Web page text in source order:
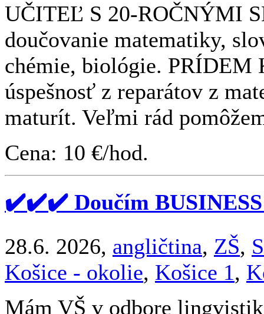
UČITEĽ S 20-ROČNÝMI
doučovanie matematiky,
chémie, biológie. PRÍDEM
úspešnosť z reparátov z
maturít. Veľmi rád
Cena: 10 €/hod.
✔️✔️✔️ Doučím
28.6. 2026, angličtina, ZŠ,
Košice - okolie, Košice 1,
Mám VŠ v odbore